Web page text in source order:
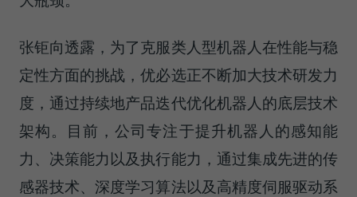
张钜向透露，为了克服类人型机器人在性能与稳
定性方面的挑战，优必选正不断加大技术研发力
度，通过持续地产品迭代优化机器人的底层技术
架构。目前，公司专注于提升机器人的感知能
力、决策能力以及执行能力，通过集成先进的传
感器技术、深度学习算法以及高精度伺服驱动系